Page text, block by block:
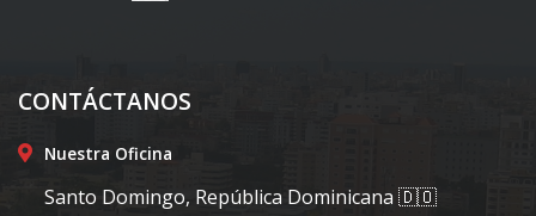
CONTÁCTANOS
Nuestra Oficina
Santo Domingo, República Dominicana 🇩🇴